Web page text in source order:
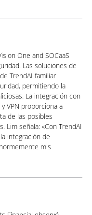
One and SOCaaS
Las soluciones de
TrendAI familiar
permitiendo la
La integración con
VPN proporciona a
de las posibles
Lim señala: «Con TrendAI
integración de
mis